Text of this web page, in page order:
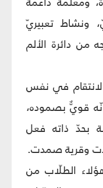
ونشاط تعبيريّ
من دائرة الألم
في نفس
قويٌّ بصموده،
بحدّ ذاته فعل
وقرية صمدت.
الطلّاب من